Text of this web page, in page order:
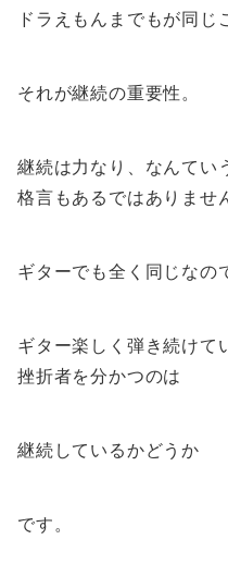
ドラえもんまでもが同じ
それが継続の重要性。
継続は力なり、なんてい
格言もあるではありませ
ギターでも全く同じなの
ギター楽しく弾き続けて
挫折者を分かつのは
継続しているかどうか
です。